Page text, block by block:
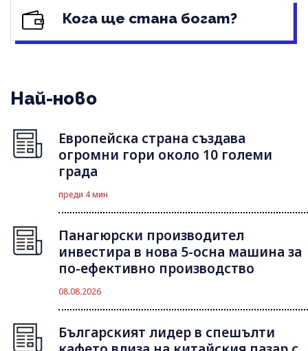
Кога ще стана богат?
Най-ново
Европейска страна създава
огромни гори около 10 големи
града
преди 4 мин
Панагюрски производител
инвестира в нова 5-осна машина за
по-ефективно производство
08.08.2026
Българският лидер в спешълти